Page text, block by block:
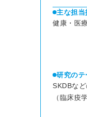
主な担当
健康・医
研究のテ
SKDBな
（臨床疫